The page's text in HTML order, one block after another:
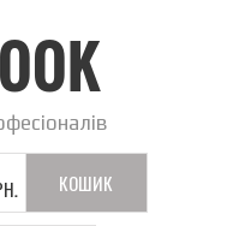
КОШИК